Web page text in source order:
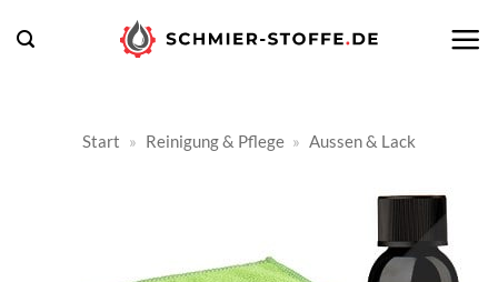
Inhalt
Start » Reinigung & Pflege » Aussen & Lack